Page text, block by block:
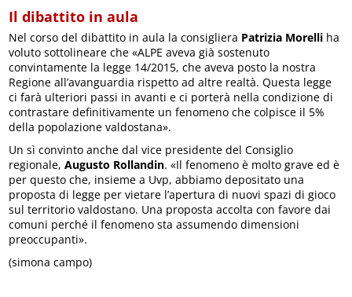
Il dibattito in aula
Nel corso del dibattito in aula la consigliera Patrizia Morelli ha
voluto sottolineare che «ALPE aveva già sostenuto
convintamente la legge 14/2015, che aveva posto la nostra
Regione all’avanguardia rispetto ad altre realtà. Questa legge
ci farà ulteriori passi in avanti e ci porterà nella condizione di
contrastare definitivamente un fenomeno che colpisce il 5%
della popolazione valdostana».
Un sì convinto anche dal vice presidente del Consiglio
regionale, Augusto Rollandin. «Il fenomeno è molto grave ed è
per questo che, insieme a Uvp, abbiamo depositato una
proposta di legge per vietare l’apertura di nuovi spazi di gioco
sul territorio valdostano. Una proposta accolta con favore dai
comuni perché il fenomeno sta assumendo dimensioni
preoccupanti».
(simona campo)